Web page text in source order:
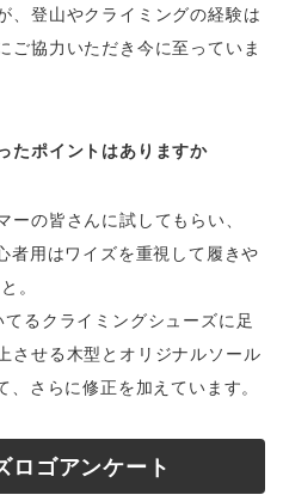
、登山やクライミングの経験は
ご協力いただき今に至っていま
ポイントはありますか
の皆さんに試してもらい、
者用はワイズを重視して履きや
。
るクライミングシューズに足
させる木型とオリジナルソール
さらに修正を加えています。
ロゴアンケート